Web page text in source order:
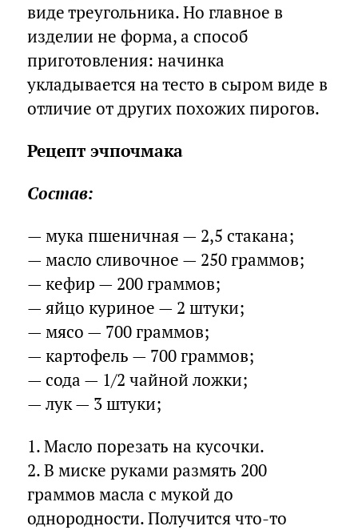
виде треугольника. Но главное в
изделии не форма, а способ
приготовления: начинка
укладывается на тесто в сыром виде в
отличие от других похожих пирогов.
Рецепт эчпочмака
Состав:
— мука пшеничная — 2,5 стакана;
— масло сливочное — 250 граммов;
— кефир — 200 граммов;
— яйцо куриное — 2 штуки;
— мясо — 700 граммов;
— картофель — 700 граммов;
— сода — 1/2 чайной ложки;
— лук — 3 штуки;
1. Масло порезать на кусочки.
2. В миске руками размять 200
граммов масла с мукой до
однородности. Получится что-то